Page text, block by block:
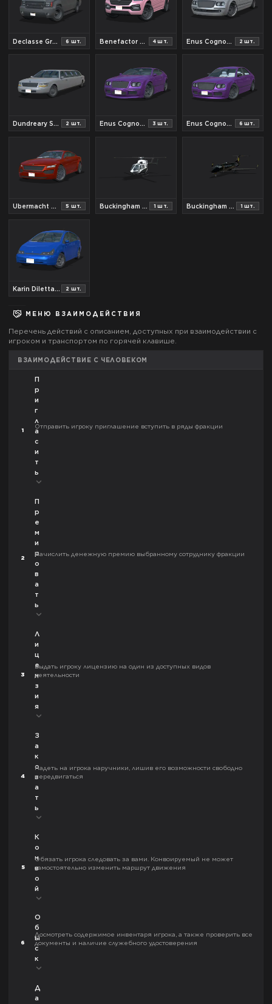
Declasse Granger Unmarked 6 шт. Benefactor XLS Armored 4 шт. Enus Cognoscenti Armored 2 шт.
Dundreary Stretch 2 шт. Enus Cognoscenti Cabrio 3 шт. Enus Cognoscenti 55 6 шт.
Ubermacht Revolter 5 шт. Buckingham SuperVolito 1 шт. Buckingham Luxor 1 шт.
Karin Dilettante 2 шт.
МЕНЮ ВЗАИМОДЕЙСТВИЯ
Перечень действий с описанием, доступных при взаимодействии с
игроком и транспортом по горячей клавише.
ВЗАИМОДЕЙСТВИЕ С ЧЕЛОВЕКОМ
1
П
р
и
г
л
а
с
и
т
ь
Отправить игроку приглашение вступить в ряды фракции
2
П
р
е
м
и
р
о
в
а
т
ь
Начислить денежную премию выбранному сотруднику фракции
3
Л
и
ц
е
н
з
и
я
Выдать игроку лицензию на один из доступных видов
деятельности
4
З
а
к
о
в
а
т
ь
Надеть на игрока наручники, лишив его возможности свободно
передвигаться
5
К
о
н
в
о
й
Обязать игрока следовать за вами. Конвоируемый не может
самостоятельно изменить маршрут движения
6
О
б
ы
с
к
Досмотреть содержимое инвентаря игрока, а также проверить все
документы и наличие служебного удостоверения
Д
а